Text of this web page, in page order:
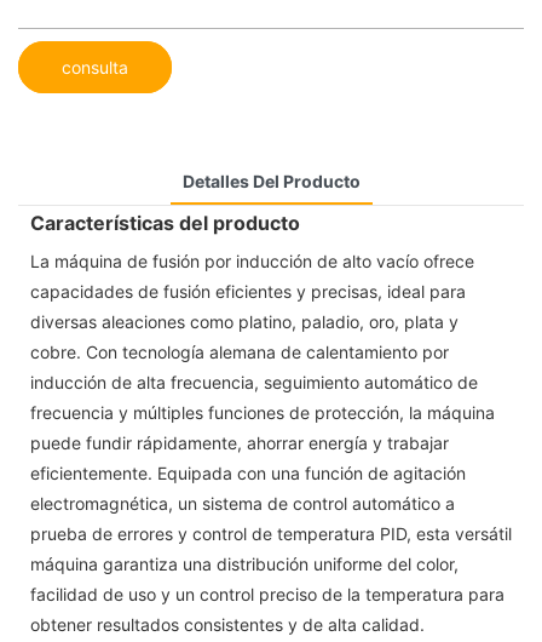
consulta
Detalles Del Producto
Características del producto
La máquina de fusión por inducción de alto vacío ofrece
capacidades de fusión eficientes y precisas, ideal para
diversas aleaciones como platino, paladio, oro, plata y
cobre. Con tecnología alemana de calentamiento por
inducción de alta frecuencia, seguimiento automático de
frecuencia y múltiples funciones de protección, la máquina
puede fundir rápidamente, ahorrar energía y trabajar
eficientemente. Equipada con una función de agitación
electromagnética, un sistema de control automático a
prueba de errores y control de temperatura PID, esta versátil
máquina garantiza una distribución uniforme del color,
facilidad de uso y un control preciso de la temperatura para
obtener resultados consistentes y de alta calidad.